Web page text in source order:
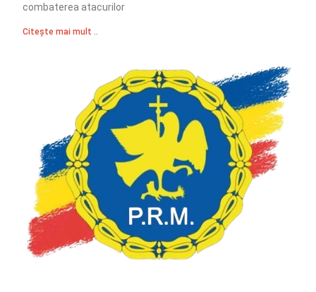
combaterea atacurilor
Citește mai mult ..